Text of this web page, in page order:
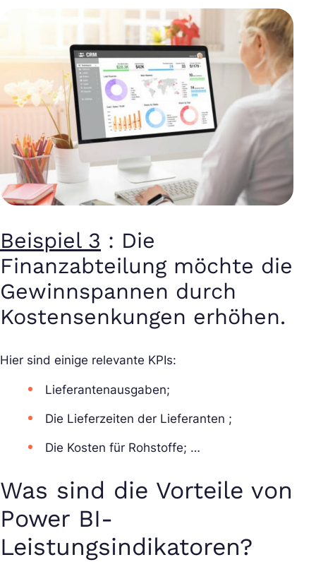
Beispiel 3 : Die
Finanzabteilung möchte die
Gewinnspannen durch
Kostensenkungen erhöhen.
Hier sind einige relevante KPIs:
Lieferantenausgaben;
Die Lieferzeiten der Lieferanten ;
Die Kosten für Rohstoffe; …
Was sind die Vorteile von
Power BI-
Leistungsindikatoren?